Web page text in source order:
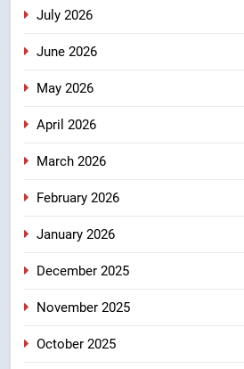
8
July 2026
June 2026
May 2026
April 2026
March 2026
February 2026
January 2026
December 2025
November 2025
October 2025